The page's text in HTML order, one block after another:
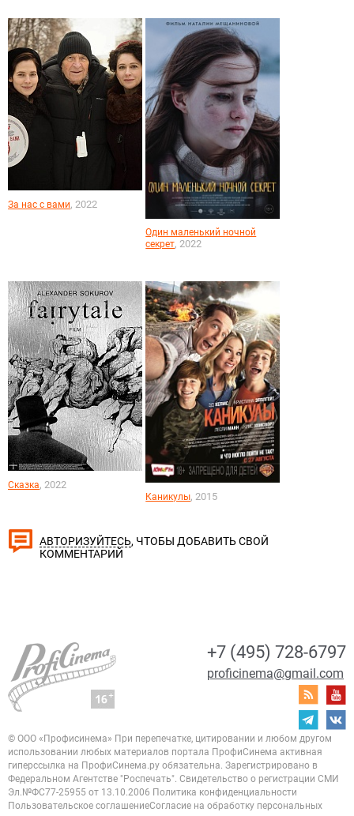
За нас с вами, 2022
Один маленький ночной
секрет, 2022
Сказка, 2022
Каникулы, 2015
АВТОРИЗУЙТЕСЬ, ЧТОБЫ ДОБАВИТЬ СВОЙ
КОММЕНТАРИЙ
+7 (495) 728-6797
proficinema@gmail.com
© ООО «Профисинема» При перепечатке, цитировании и любом другом
использовании любых материалов портала ПрофиСинема активная
гиперссылка на ПрофиСинема.ру обязательна. Зарегистрировано в
Федеральном Агентстве "Роспечать". Свидетельство о регистрации СМИ
Эл.№ФС77-25955 от 13.10.2006 Политика конфиденциальности
Пользовательское соглашениеСогласие на обработку персональных